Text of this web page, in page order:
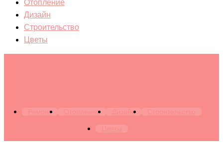
Отопление
Дизайн
Строительство
Цветы
Ремонт Отопление Дизайн